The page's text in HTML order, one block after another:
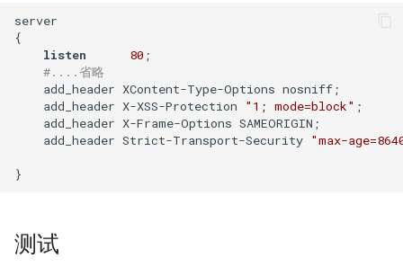
子程序只运行一次？
如何创建 Memcached 容器？
如何创建持久化 Redis 容器？
题？
如何解决 Docker容器中文乱
码？
CentOS 7 安装 mongodb
使用 Pecl 安装 mongo驱动
CentOS 7 部署 Tomcat9
Samba 配置共享
使用 Kubeadm 快速部署K8S
测试 Kubernetes 问题随笔
如何迁移 Redmine 到
如何使用 Docker-Compose
部署 Django 项目？
如何为 Markdown 中的图片设
置 CSS样式？
Markdown富文本编辑器
django-mdeditor
传图片文件？
如何获得 Python 的关键字？
要
IDC应用虚拟化技术计划
XenServer 安装 OpenSuse
XenServer tapdisk
XenServer 6.5 更新补丁
Nginx Http基本身份认证
Nginx 设置404页面
Nginx 配置防盗链功能
Nginx 反向代理与负载均衡
SQLSTATE 2002 No such file
or directory
Mysql status状态信息
Mysql truncate 清空表数据
Mysql explain 分析慢查询
have equal MySQL server
UUIDs
使用SSH隧道访问Gmail
Ubuntu 安装 pip3
Ubuntu 14.04 使用移动4G网络
Remmina 连接VNC远程桌面
防火墙导致 SNMP 故障示例
Cisco 交换机常用命令
Cisco 局域网络设计示例
使用 CentOS 部署 zabbix监控
Zabbix 设置Agent脚本超时时
Zabbix 监控磁盘IO
Zabbix Appliance
执行保护(DEP)
Windows Server 2003 配置用
户单会话
Windows diskpart 命令
Windows 动态卷
server
{
listen
80 ;
#....省略
    add_header XContent-Type-Options nosniff;
    add_header X-XSS-Protection
"1; mode=block" ;
    add_header X-Frame-Options SAMEORIGIN;
    add_header Strict-Transport-Security
"max-
测试